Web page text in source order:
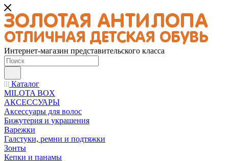
Интернет-магазин представительского класса
Каталог
MILOTA BOX
АКСЕССУАРЫ
Аксессуары для волос
Бижутерия и украшения
Варежки
Галстуки, ремни и подтяжки
Зонты
Кепки и панамы